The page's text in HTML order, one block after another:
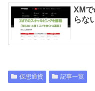
XM
らな
仮想通貨 記事一覧